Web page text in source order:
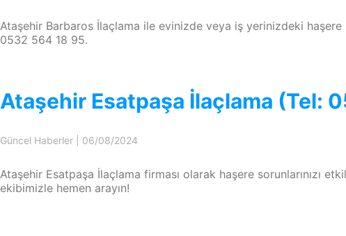
Ataşehir Barbaros İlaçlama ile evinizde veya iş yerinizdeki haşere
0532 564 18 95.
Ataşehir Esatpaşa İlaçlama (Tel:
Güncel Haberler 06/08/2024
Ataşehir Esatpaşa İlaçlama firması olarak haşere sorunlarınızı
ekibimizle hemen arayın!